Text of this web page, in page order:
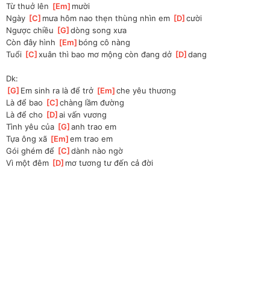
Từ thuở lên [Em ]mười
Ngày [C ]mưa hôm nao thẹn thùng nhìn em [D ]
cười
Ngược chiều [G ]
dòng song xưa
Còn đây hình [Em ]bóng cô nàng
Tuổi [C ]
xuân thì bao mơ mộng còn đang dở [D ]
dang
Dk:
[G ]Em sinh ra là để trở [Em ]
che yêu thương
Là để bao [C ]
chàng lầm đường
Là để cho [D ]
ai vấn vương
Tình yêu của [G ]
anh trao em
Tựa ông xã [Em ]
em trao em
Gói ghém để [C ]
dành nào ngờ
Vì một đêm [D ]mơ tương tư đến cả đời